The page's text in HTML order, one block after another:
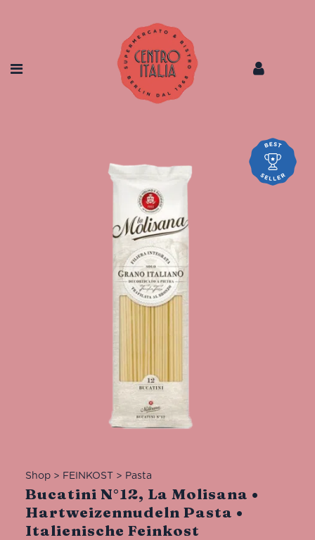
Shop> FEINKOST> Pasta
Bucatini N°12, La Molisana •
Hartweizennudeln Pasta •
Italienische Feinkost